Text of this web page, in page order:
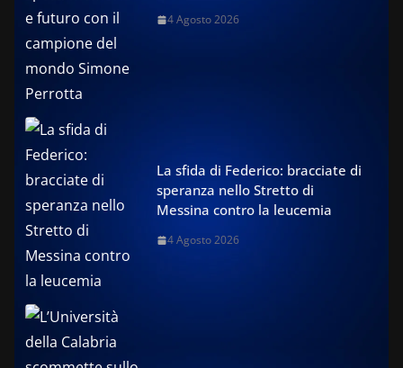
4 Agosto 2026
La sfida di Federico: bracciate di
speranza nello Stretto di
Messina contro la leucemia
4 Agosto 2026